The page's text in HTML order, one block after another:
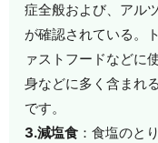
症全般および、アル
が確認されている。
ァストフードなどに
身などに多く含まれ
です。
3.減塩食 ：食塩のと